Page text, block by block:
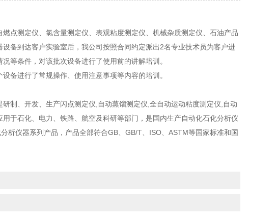
点测定仪、氯含量测定仪、表观粘度测定仪、机械杂质测定仪、石油产品
备到达客户实验室后，我公司按照合同约定派出2名专业技术员为客户进
等条件，对该批次设备进行了使用前的讲解培训。
备进行了常规操作、使用注意事项等内容的培训。
制、开发、生产闪点测定仪,自动蒸馏测定仪,全自动运动粘度测定仪,自动
于石化、电力、铁路、航空及科研等部门，是国内生产自动化石化分析仪
析仪器系列产品，产品全部符合GB、GB/T、ISO、ASTM等国家标准和国